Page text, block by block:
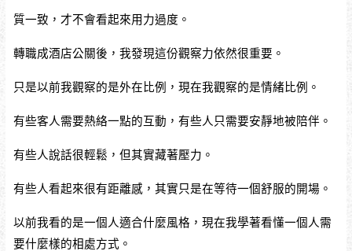
質一致，才不會看起來用力過度。
轉職成酒店公關後，我發現這份觀察力依然很重要。
只是以前我觀察的是外在比例，現在我觀察的是情緒比例。
有些客人需要熱絡一點的互動，有些人只需要安靜地被陪伴。
有些人說話很輕鬆，但其實藏著壓力。
有些人看起來很有距離感，其實只是在等待一個舒服的開場。
以前我看的是一個人適合什麼風格，現在我學著看懂一個人需
要什麼樣的相處方式。